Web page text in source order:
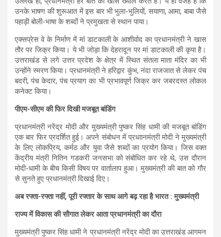
उनके भाषण की शुरूआत में इस बार भी भुला-भुलियों, सयाणा, आमा, बाबा जैसे
पहाड़ी बोली-भाषा के शब्दों ने प्रमुखता से स्थान पाया।
एक्सप्रेस वे के निर्माण में मां डाटकाली के आशीर्वाद का प्रधानमंत्री ने खास
तौर पर जिक्र किया। ये भी जोड़ा कि देहरादून पर मां डाटकाली की कृपा है।
उत्तराखंड से लगे उत्तर प्रदेश के क्षेत्र में स्थित संतला माता मंदिर का भी
उन्होंने स्मरण किया। प्रधानमंत्री ने हरिद्वार कुंभ, नंदा राजजात से लेकर पंच
बदरी, पंच केदार, पंच प्रयाग का भी प्रभावपूर्ण जिक्र कर जबरदस्त लोकल
कनेक्ट किया।
पीएम-सीएम की फिर दिखी मजबूत बांडिंग
प्रधानमंत्री नरेंद्र मोदी और मुख्यमंत्री पुष्कर सिंह धामी की मजबूत बांडिंग
एक बार फिर प्रदर्शित हुई। अपने संबोधन में प्रधाानमंत्री मोदी ने मुख्यमंत्री
के लिए लोकप्रिय, कर्मठ और युवा जैसे शब्दों का प्रयोग किया। जिस वक्त
केंद्रीय मंत्री नितिन गडकरी जनसभा को संबोधित कर रहे थे, उस दौरान
मोदी-धामी के बीच किसी विषय पर वार्तालाप हुआ। मुख्यमंत्री की बात को गौर
से सुनते हुए प्रधानमंत्री दिखाई दिए।
अब रफ्ता-रफ्ता नहीं, पूरी रफ्तार के साथ आगे बढ़ रहा है भारत : मुख्यमंत्री
राज्य में विकास की सौगात लेकर आता प्रधानमंत्री का दौरा
मुख्यमंत्री पुष्कर सिंह धामी ने प्रधानमंत्री नरेंद्र मोदी का उत्तराखंड आगमन